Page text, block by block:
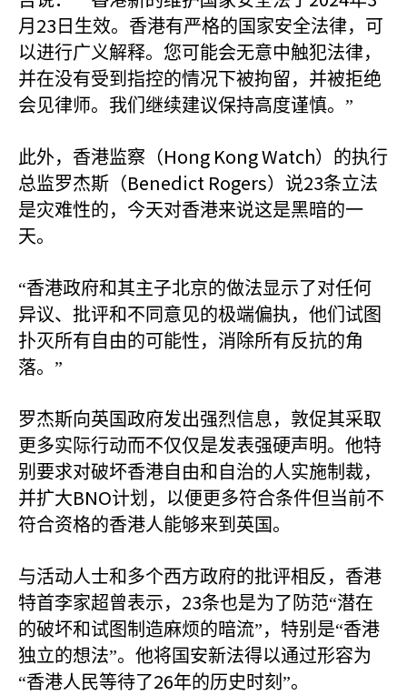
月 23 日生效。香港有严格的国家安全法律，可
以进行广义解释。您可能会无意中触犯法律，
并在没有受到指控的情况下被拘留，并被拒绝
会见律师。我们继续建议保持高度谨慎。”
此外，香港监察（Hong Kong Watch）的执行
总监罗杰斯（Benedict Rogers）说23条立法
是灾难性的，今天对香港来说这是黑暗的一
天。
“香港政府和其主子北京的做法显示了对任何
异议、批评和不同意见的极端偏执，他们试图
扑灭所有自由的可能性，消除所有反抗的角
落。”
罗杰斯向英国政府发出强烈信息，敦促其采取
更多实际行动而不仅仅是发表强硬声明。他特
别要求对破坏香港自由和自治的人实施制裁，
并扩大BNO计划，以便更多符合条件但当前不
符合资格的香港人能够来到英国。
与活动人士和多个西方政府的批评相反，香港
特首李家超曾表示， 23条也是为了防范“潜在
的破坏和试图制造麻烦的暗流”，特别是“香港
独立的想法”。他将国安新法得以通过形容为
“香港人民等待了26年的历史时刻”。